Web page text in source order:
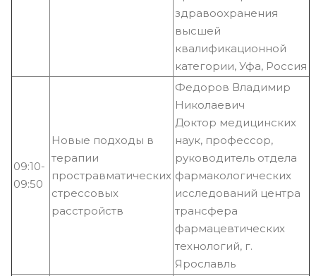
здравоохранения
высшей
квалификационной
категории, Уфа, Россия
09:10-
09:50
Новые подходы в
терапии
простравматических
стрессовых
расстройств
Федоров Владимир
Николаевич
Доктор медицинских
наук, профессор,
руководитель отдела
фармакологических
исследований центра
трансфера
фармацевтических
технологий, г.
Ярославль